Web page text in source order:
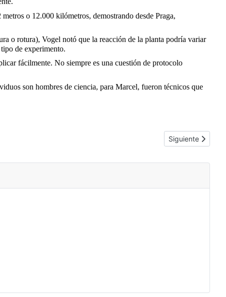
o 12.000 kilómetros, demostrando desde Praga,
o rotura), Vogel notó que la reacción de la planta podría variar
de experimento.
fácilmente. No siempre es una cuestión de protocolo
son hombres de ciencia, para Marcel, fueron técnicos que
Artículo
Siguiente